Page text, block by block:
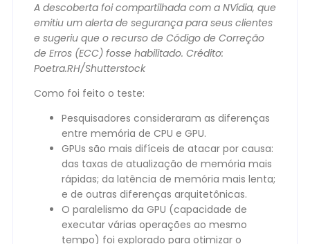
A descoberta foi compartilhada com a NVidia, que
emitiu um alerta de segurança para seus clientes
e sugeriu que o recurso de Código de Correção
de Erros (ECC) fosse habilitado. Crédito:
Poetra.RH/Shutterstock
Como foi feito o teste:
Pesquisadores consideraram as diferenças
entre memória de CPU e GPU.
GPUs são mais difíceis de atacar por causa:
das taxas de atualização de memória mais
rápidas; da latência de memória mais lenta;
e de outras diferenças arquitetônicas.
O paralelismo da GPU (capacidade de
executar várias operações ao mesmo
tempo) foi explorado para otimizar o